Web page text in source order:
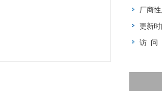
厂商性
更新时
访 问